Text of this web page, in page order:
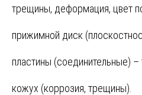
трещины, деформация, цвет
прижимной диск
пластины (соединительные)
кожух (коррозия, трещины).